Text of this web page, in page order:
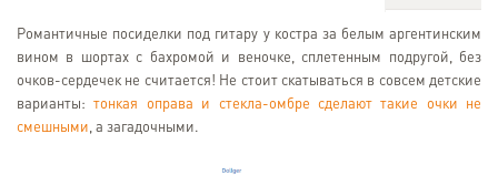
Романтичные посиделки под гитару у костра за белым аргентинским
вином в шортах с бахромой и веночке, сплетенным подругой, без
очков-сердечек не считается! Не стоит скатываться в совсем детские
варианты:тонкая оправа и стекла-омбре сделают такие очки не
смешными, а загадочными.